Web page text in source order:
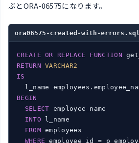
ぶとORA-06575になります。
ora06575-created-with-errors.sql
CREATE OR REPLACE FUNCTION
RETURN
VARCHAR2
IS
l_name
BEGIN
SELECT employee_name
INTO l_name
FROM employees
WHERE employee_id =